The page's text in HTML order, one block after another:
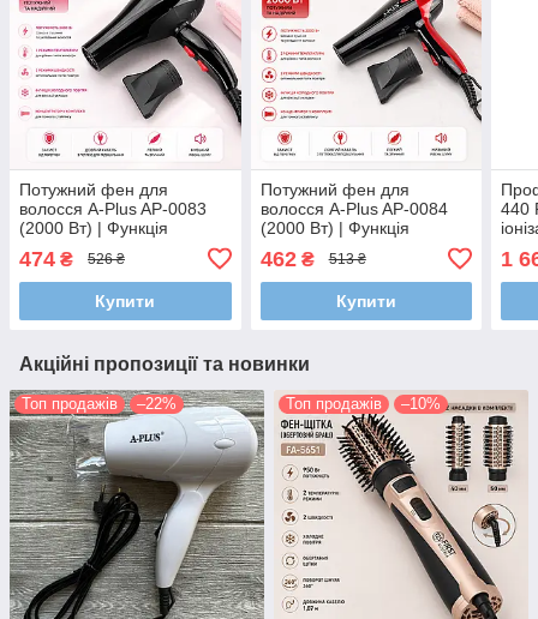
Потужний фен для
волосся A-Plus AP-0083
(2000 Вт) | Функція
температурні режими
474 ₴ 526 ₴
Купити
Потужний фен для
волосся A-Plus AP-0084
(2000 Вт) | Функція
температурні режими
462₴ 513 ₴
Купити
440
1
Акційні пропозиції та новинки
Топ продажів –22% Топ продажів –10%